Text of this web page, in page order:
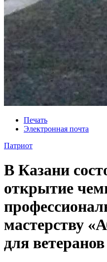
Печать
Электронная почта
Патриот
В Казани
открытие
мастерству
для